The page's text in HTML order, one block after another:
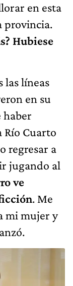
en esta
provincia.
Hubiese
las líneas
en su
haber
Río Cuarto
regresar a
jugando al
ve
. Me
mi mujer y